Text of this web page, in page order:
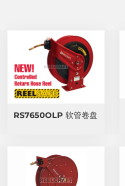
RS7650OLP 软管卷盘